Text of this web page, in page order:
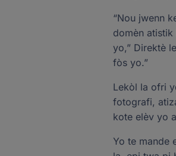
“Nou jwenn
domèn
yo,” Direktè
fòs yo.”
Lekòl la ofri
fotografi,
kote elèv yo
Yo te mande